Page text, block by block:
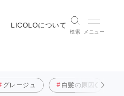
LICOLOについて
検索 メニュー
グレージュ 白髪の原因